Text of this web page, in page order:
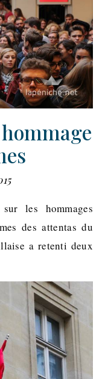
des attentas du
a retenti deux